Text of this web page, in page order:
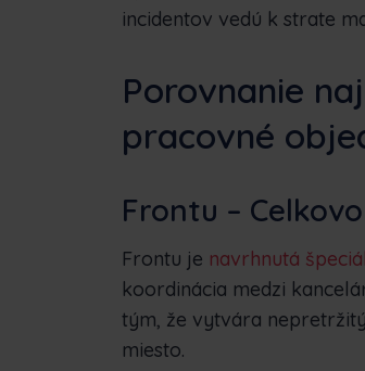
incidentov vedú k strate
Porovnanie
pracovné
Frontu –
Frontu je navrhnutá
koordinácia medzi
tým, že vytvára
miesto.